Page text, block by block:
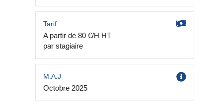
Tarif
A partir de 80 €/H HT
par stagiaire
M.A.J
Octobre 2025